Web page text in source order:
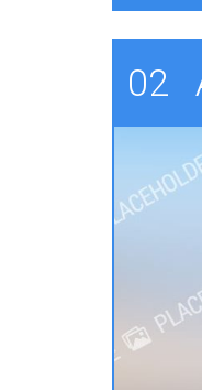
02